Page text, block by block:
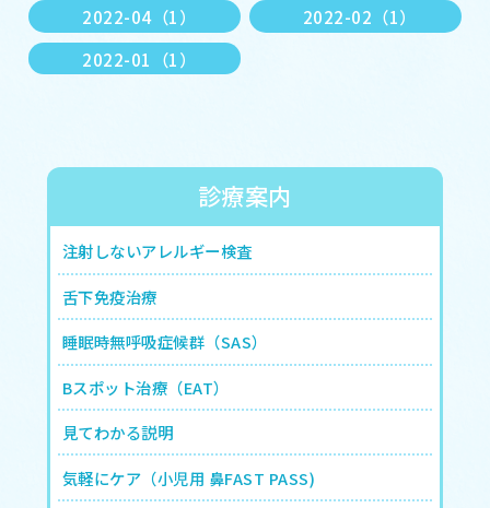
2022-04（1）
2022-02（1）
2022-01（1）
診療案内
注射しないアレルギー検査
舌下免疫治療
睡眠時無呼吸症候群（SAS）
Bスポット治療（EAT）
見てわかる説明
気軽にケア（小児用 鼻FAST PASS)